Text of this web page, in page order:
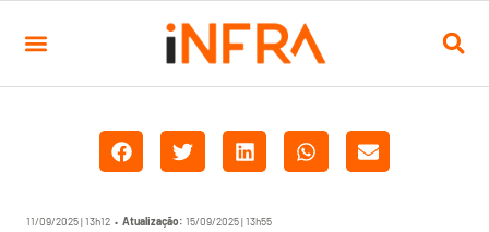
11/09/2025 | 13h12 • Atualização: 15/09/2025 | 13h55